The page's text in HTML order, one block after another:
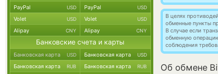
В целях
обменные пункты
В случае если
обменную
соблюдения
Об обмене
PayPal USD PayPal USD
Volet USD Volet USD
Alipay CNY Alipay CNY
Банковские счета и карты
Банковская карта USD Банковская карта USD
Банковская карта RUB Банковская карта RUB